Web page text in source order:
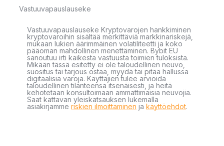
Vastuuvapauslauseke
Vastuuvapauslauseke Kryptovarojen hankkiminen
kryptovaroihin sisältää merkittäviä markkinariskejä,
mukaan lukien äärimmäinen volatiliteetti ja koko
pääoman mahdollinen menettäminen. Bybit EU
sanoutuu irti kaikesta vastuusta toimien tuloksista.
Mikään tässä esitetty ei ole taloudellinen neuvo,
suositus tai tarjous ostaa, myydä tai pitää hallussa
digitaalisia varoja. Käyttäjien tulee arvioida
taloudellinen tilanteensa itsenäisesti, ja heitä
kehotetaan konsultoimaan ammattimaisia neuvojia.
Saat kattavan yleiskatsauksen lukemalla
asiakirjamme riskien ilmoittaminen ja käyttöehdot.